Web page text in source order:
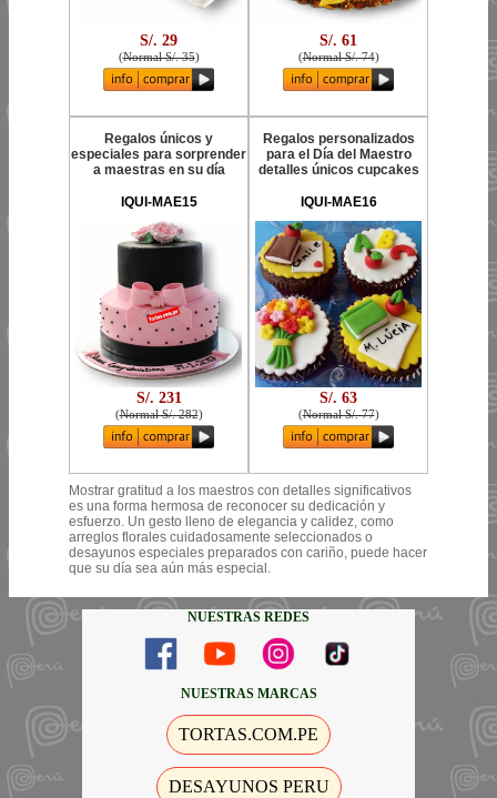
S/. 29
(Normal S/. 35)
S/. 61
(Normal S/. 74)
Regalos únicos y
especiales para sorprender
a maestras en su día
IQUI-MAE15
S/. 231
(Normal S/. 282)
Regalos personalizados
para el Día del Maestro
detalles únicos cupcakes
IQUI-MAE16
S/. 63
(Normal S/. 77)
Mostrar gratitud a los maestros con detalles significativos
es una forma hermosa de reconocer su dedicación y
esfuerzo. Un gesto lleno de elegancia y calidez, como
arreglos florales cuidadosamente seleccionados o
desayunos especiales preparados con cariño, puede hacer
que su día sea aún más especial.
NUESTRAS REDES
NUESTRAS MARCAS
TORTAS.COM.PE
DESAYUNOS PERU